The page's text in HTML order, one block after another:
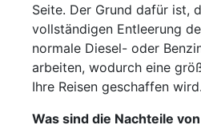
Seite. Der Grund dafür ist,
vollständigen Entleerung
normale Diesel- oder
arbeiten, wodurch eine
Ihre Reisen geschaffen wird.
Was sind die Nachteile